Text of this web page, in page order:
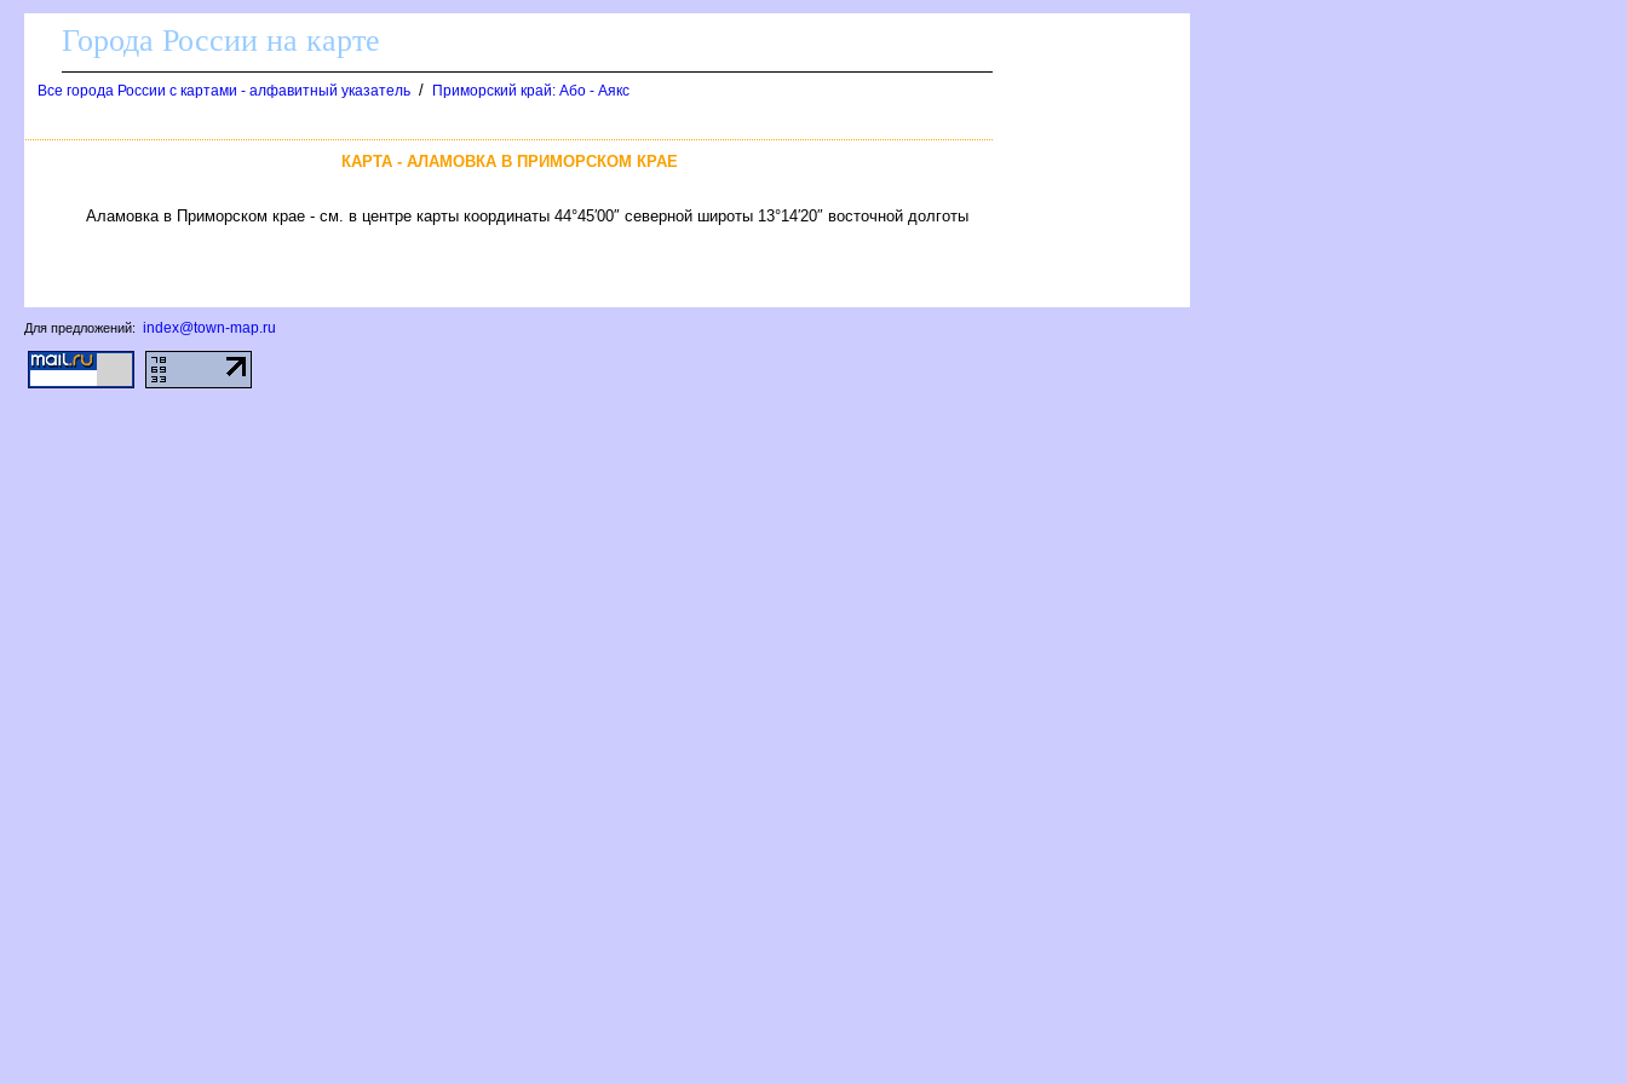
Города России на карте
се города России с картами - алфавитный указатель / Приморский край: Або - Аякс
КАРТА - АЛАМОВКА В ПРИМОРСКОМ КРАЕ
Аламовка в Приморском крае - см. в центре карты координаты 44°45′00″ северной широты 13°14′20″ восточной долготы
Для предложений: index@town-map.ru